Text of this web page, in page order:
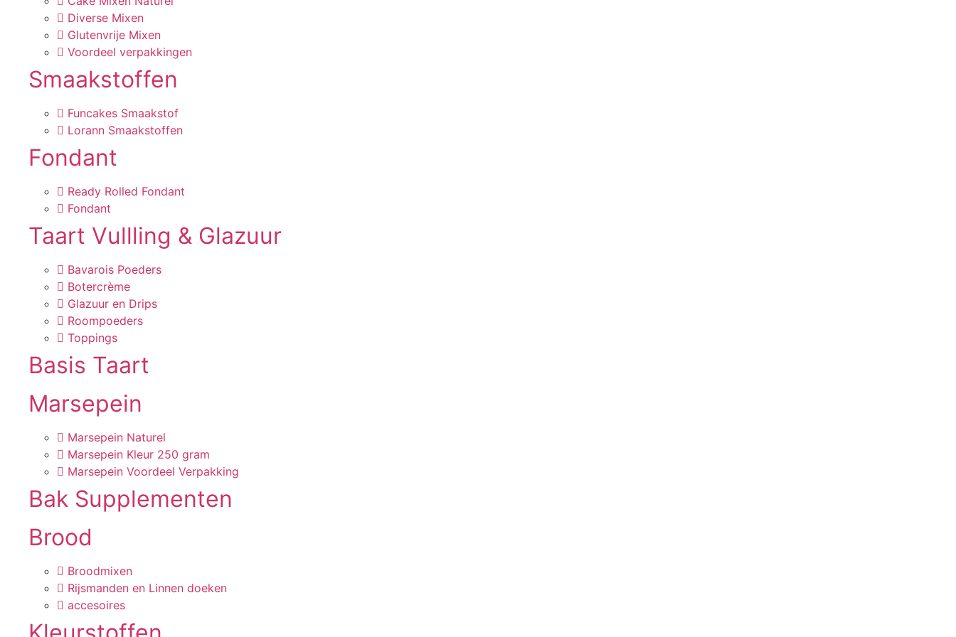
Diverse Mixen
Glutenvrije Mixen
Voordeel verpakkingen
Smaakstoffen
Funcakes Smaakstof
Lorann Smaakstoffen
Fondant
Ready Rolled Fondant
Fondant
Taart Vullling & Glazuur
Bavarois Poeders
Botercrème
Glazuur en Drips
Roompoeders
Toppings
Basis Taart
Marsepein
Marsepein Naturel
Marsepein Kleur 250 gram
Marsepein Voordeel Verpakking
Bak Supplementen
Brood
Broodmixen
Rijsmanden en Linnen doeken
accesoires